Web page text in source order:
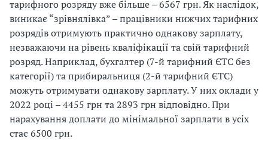
тарифного розряду вже більше – 6567 грн. Як наслідок,
виникає “зрівнялівка” – працівники нижчих тарифних
розрядів отримують практично однакову зарплату,
незважаючи на рівень кваліфікації та свій тарифний
розряд. Наприклад, бухгалтер (7-й тарифний ЄТС без
категорії) та прибиральниця (2-й тарифний ЄТС)
можуть отримувати однакову зарплату. У них оклади у
2022 році – 4455 грн та 2893 грн відповідно. При
нарахування доплати до мінімальної зарплати в усіх
стає 6500 грн.